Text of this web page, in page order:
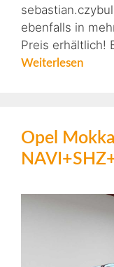
ebenfalls in
Preis erhältlich!
Weiterlesen
Opel